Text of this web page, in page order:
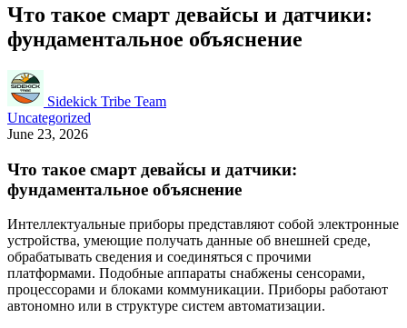
Что такое смарт девайсы и датчики:
фундаментальное объяснение
Sidekick Tribe Team
Uncategorized
June 23, 2026
Что такое смарт девайсы и датчики:
фундаментальное объяснение
Интеллектуальные приборы представляют собой электронные
устройства, умеющие получать данные об внешней среде,
обрабатывать сведения и соединяться с прочими
платформами. Подобные аппараты снабжены сенсорами,
процессорами и блоками коммуникации. Приборы работают
автономно или в структуре систем автоматизации.